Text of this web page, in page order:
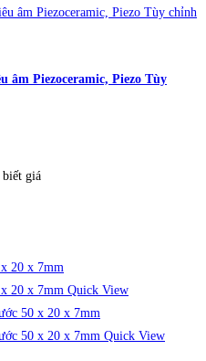
âm Piezoceramic, Piezo Tùy
biết giá
Quick View
Quick View